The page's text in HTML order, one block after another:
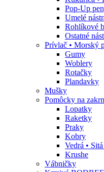
Pop-Up
Umelé
Rohlíkové
Ostatné
Prívlač • Morský
Gumy
Woblery
Rotačky
Plandavky
Mušky
Pomôcky na
Lopatky
Raketky
Praky
Kobry
Vedrá •
Krushe
Vábničky